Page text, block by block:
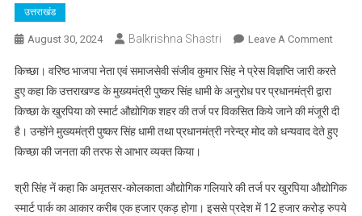
उत्तराखंड
August 30, 2024 Balkrishna Shastri Leave A CommentOn
पार्क
को
के
रूप
किच्छा। वरिष्ठ भाजपा नेता एवं समाजसेवी संजीव कुमार सिंह ने प्रेस विज्ञप्ति जारी करते
हुए कहा कि उत्तराखण्ड के मुख्यमंत्री पुष्कर सिंह धामी के अनुरोध पर प्रधानमंत्री द्वारा
किच्छा के खुरपिया को स्मार्ट औद्योगिक शहर की तर्ज पर विकसित किये जाने की मंजूरी दी
है। उन्होंने मुख्यमंत्री पुष्कर सिंह धामी तथा प्रधानमंत्री नरेन्द्र मोद को धन्यवाद देते हुए
किच्छा की जनता की तरफ से आभार व्यक्त किया।
श्री सिंह नें कहा कि अमृतसर-कोलकाता औद्योगिक गलियारे की तर्ज पर खुरपिया औद्योगिक
स्मार्ट पार्क का आकार करीब एक हजार एकड़ होगा। इससे प्रदेश में 12 हजार करोड़ रुपये